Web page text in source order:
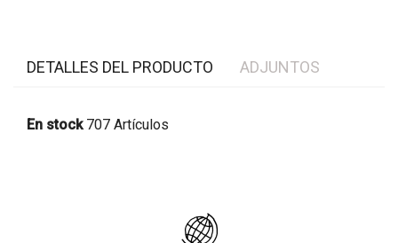
DETALLES DEL PRODUCTO ADJUNTOS
En stock 707 Artículos